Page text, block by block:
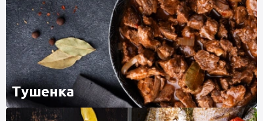
Тушенка